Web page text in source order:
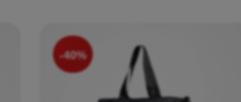
-40%